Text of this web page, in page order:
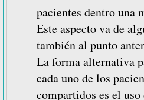
pacientes dentro una
Este aspecto va de
también al punto
La forma alternativa
cada uno de los
compartidos es el